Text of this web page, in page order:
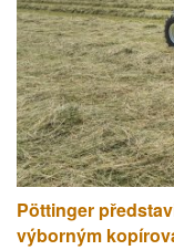
Pöttinger
výborným